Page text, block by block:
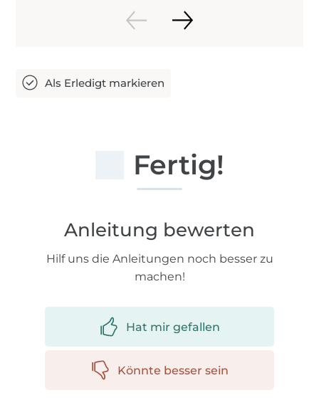
Fertig!
Anleitung bewerten
Hilf uns die Anleitungen noch besser zu
machen!
Hat mir gefallen
Könnte besser sein